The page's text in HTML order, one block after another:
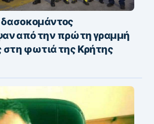
από την πρώτη γραμμή
στη φωτιά της Κρήτης